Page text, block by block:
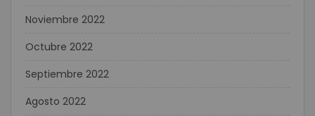
Noviembre 2022
Octubre 2022
Septiembre 2022
Agosto 2022